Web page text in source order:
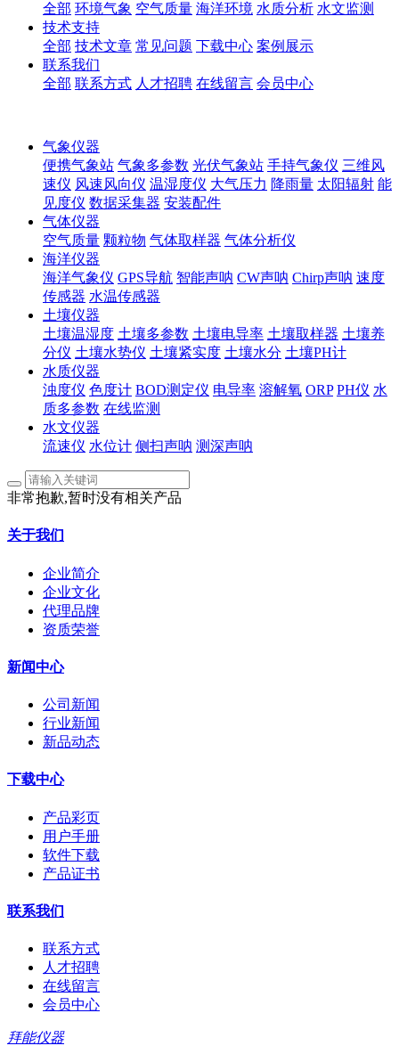
全部 环境气象 空气质量 海洋环境 水质分析 水文监测
技术支持
全部 技术文章 常见问题 下载中心 案例展示
联系我们
全部 联系方式 人才招聘 在线留言 会员中心
气象仪器
便携气象站 气象多参数 光伏气象站 手持气象仪 三维风
速仪 风速风向仪 温湿度仪 大气压力 降雨量 太阳辐射 能
见度仪 数据采集器 安装配件
气体仪器
空气质量 颗粒物 气体取样器 气体分析仪
海洋仪器
海洋气象仪 GPS导航 智能声呐 CW声呐 Chirp声呐 速度
传感器 水温传感器
土壤仪器
土壤温湿度 土壤多参数 土壤电导率 土壤取样器 土壤养
分仪 土壤水势仪 土壤紧实度 土壤水分 土壤PH计
水质仪器
浊度仪 色度计 BOD测定仪 电导率 溶解氧 ORP PH仪 水
质多参数 在线监测
水文仪器
流速仪 水位计 侧扫声呐 测深声呐
非常抱歉,暂时没有相关产品
关于我们
企业简介
企业文化
代理品牌
资质荣誉
新闻中心
公司新闻
行业新闻
新品动态
下载中心
产品彩页
用户手册
软件下载
产品证书
联系我们
联系方式
人才招聘
在线留言
会员中心
拜能仪器